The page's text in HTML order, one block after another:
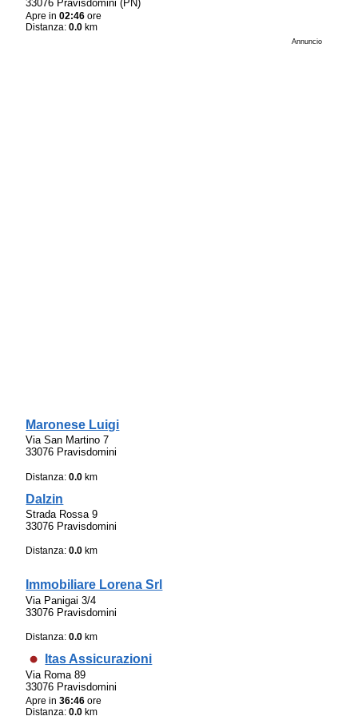
33076 Pravisdomini (PN)
Apre in02:46 ore
Distanza:0.0 km
Annuncio
Maronese Luigi
Via San Martino 7
33076 Pravisdomini
Distanza:0.0 km
Dalzin
Strada Rossa 9
33076 Pravisdomini
Distanza:0.0 km
Immobiliare Lorena Srl
Via Panigai 3/4
33076 Pravisdomini
Distanza:0.0 km
Itas Assicurazioni
Via Roma 89
33076 Pravisdomini
Apre in36:46 ore
Distanza:0.0 km